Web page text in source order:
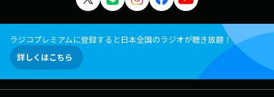
ラジコプレミアムに登録すると日本全国のラジオが聴き放題！
詳しくはこちら